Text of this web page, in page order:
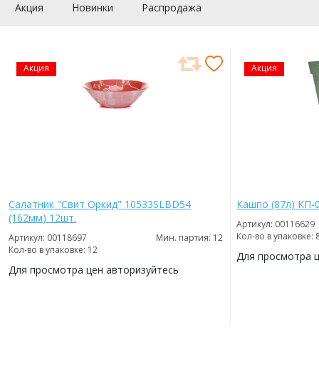
Акция Новинки Распродажа
Акция
Салатник "Свит Оркид" 10533SLBD54
(162мм) 12шт.
Артикул: 00118697
Мин. партия: 12
Кол-во в упаковке: 12
Для просмотра цен авторизуйтесь
Акция
Кашпо (87л) КП-
Артикул: 00116629
Кол-во в упаковке:
Для просмотра